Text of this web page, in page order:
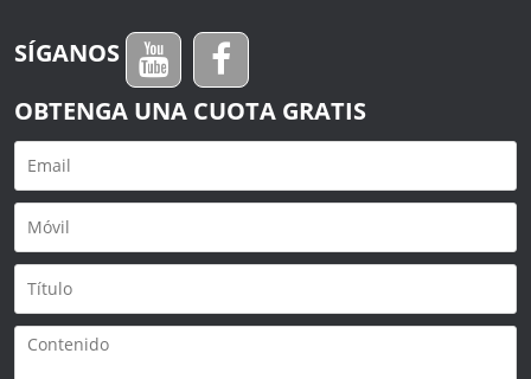
SÍGANOS
OBTENGA UNA CUOTA GRATIS